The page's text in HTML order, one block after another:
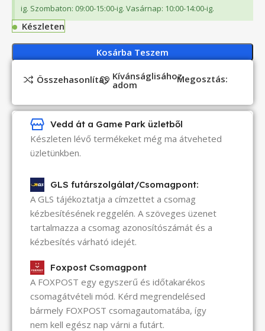
ig. Szombaton: 09:00-15:00-ig. Vasárnap: 10:00-14:00-ig.
Készleten
Kosárba Teszem
Összehasonlítás Kívánságlisához
adom Megosztás:
Vedd át a Game Park üzletből
Készleten lévő termékeket még ma átveheted
üzletünkben.
GLS futárszolgálat/Csomagpont:
A GLS tájékoztatja a címzettet a csomag
kézbesítésének reggelén. A szöveges üzenet
tartalmazza a csomag azonosítószámát és a
kézbesítés várható idejét.
Foxpost Csomagpont
A FOXPOST egy egyszerű és időtakarékos
csomagátvételi mód. Kérd megrendelésed
bármely FOXPOST csomagautomatába, így
nem kell egész nap várni a futárt.